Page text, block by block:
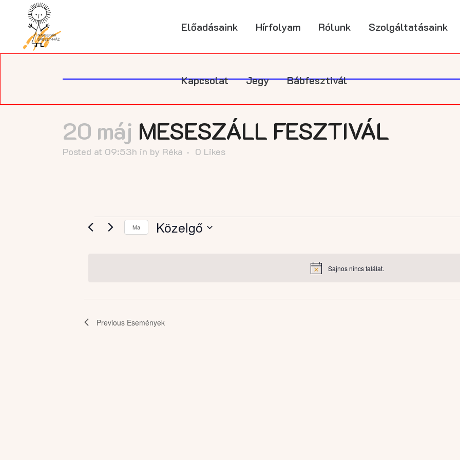
Előadásaink Hírfolyam Rólunk Szolgáltatásaink
Kapcsolat Jegy Bábfesztivál
20 máj MESESZÁLL FESZTIVÁL
Posted at 09:53h in by Réka 0 Likes
Események
Notice
Sajnos nincs találat.
Ma Közelgő
Previous Események